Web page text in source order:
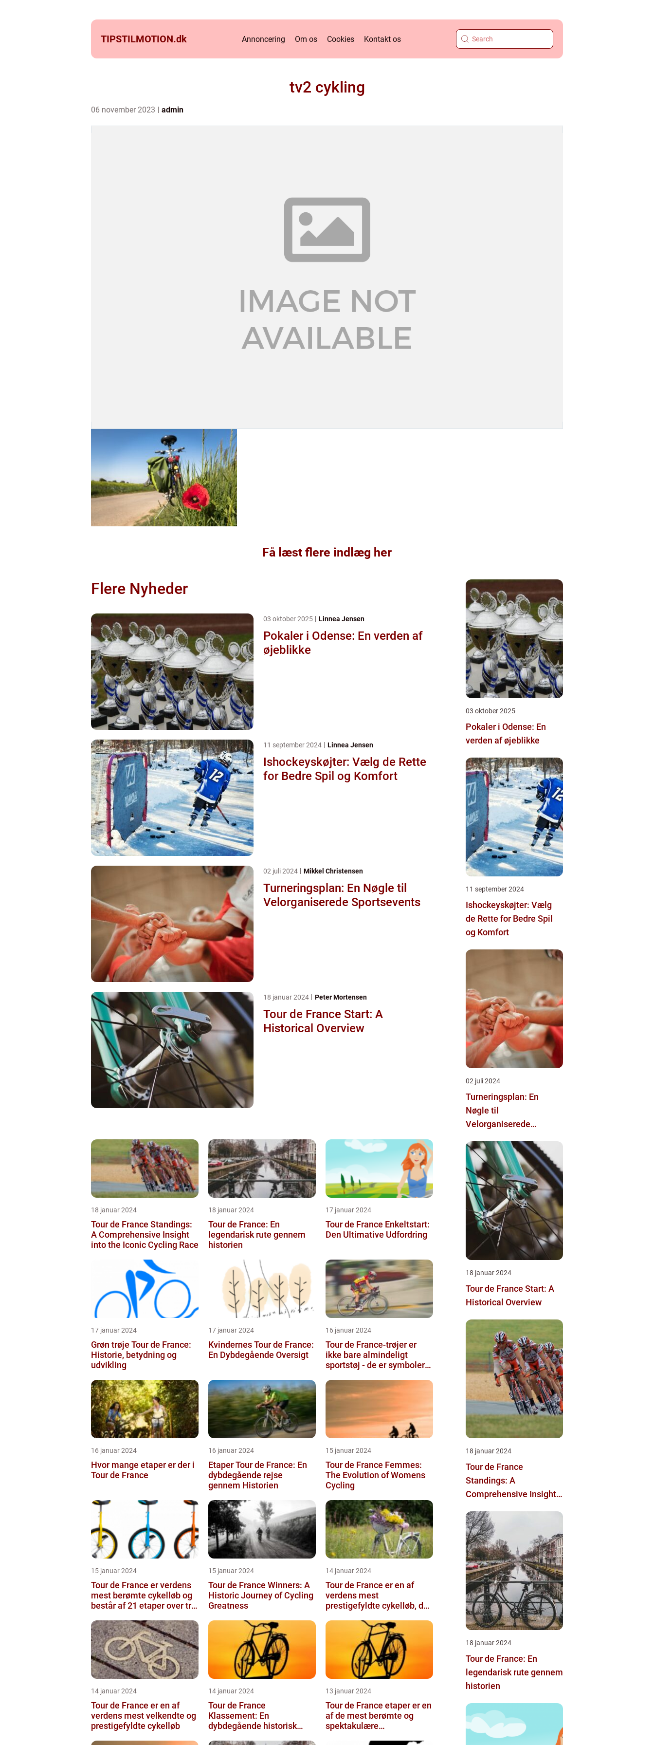
TIPSTILMOTION.dk Annoncering Om os Cookies Kontakt os
tv2 cykling
06 november 2023 admin
Få læst flere indlæg her
Flere Nyheder
03 oktober 2025 Linnea Jensen
Pokaler i Odense: En verden af
øjeblikke
11 september 2024 Linnea Jensen
Ishockeyskøjter: Vælg de Rette
for Bedre Spil og Komfort
02 juli 2024 Mikkel Christensen
Turneringsplan: En Nøgle til
Velorganiserede Sportsevents
18 januar 2024 Peter Mortensen
Tour de France Start: A
Historical Overview
18 januar 2024
Tour de France Standings:
A Comprehensive Insight
into the Iconic Cycling Race
18 januar 2024
Tour de France: En
legendarisk rute gennem
historien
17 januar 2024
Tour de France Enkeltstart:
Den Ultimative Udfordring
17 januar 2024
Grøn trøje Tour de France:
Historie, betydning og
udvikling
17 januar 2024
Kvindernes Tour de France:
En Dybdegående Oversigt
16 januar 2024
Tour de France-trøjer er
ikke bare almindeligt
sportstøj - de er symboler
udholden...
16 januar 2024
Hvor mange etaper er der i
Tour de France
16 januar 2024
Etaper Tour de France: En
dybdegående rejse
gennem Historien
15 januar 2024
Tour de France Femmes:
The Evolution of Womens
Cycling
15 januar 2024
Tour de France er verdens
mest berømte cykelløb og
består af 21 etaper over tre
15 januar 2024
Tour de France Winners: A
Historic Journey of Cycling
Greatness
14 januar 2024
Tour de France er en af
verdens mest
prestigefyldte cykelløb, der
seere hver...
14 januar 2024
Tour de France er en af
verdens mest velkendte og
prestigefyldte cykelløb
14 januar 2024
Tour de France
Klassement: En
dybdegående historisk
13 januar 2024
Tour de France etaper er en
af de mest berømte og
spektakulære
03 oktober 2025
Pokaler i Odense: En
verden af øjeblikke
11 september 2024
Ishockeyskøjter: Vælg
de Rette for Bedre Spil
og Komfort
02 juli 2024
Turneringsplan: En
Nøgle til
Velorganiserede
18 januar 2024
Tour de France Start: A
Historical Overview
18 januar 2024
Tour de France
Standings: A
Comprehensive Insight
Race
18 januar 2024
Tour de France: En
legendarisk rute gennem
historien